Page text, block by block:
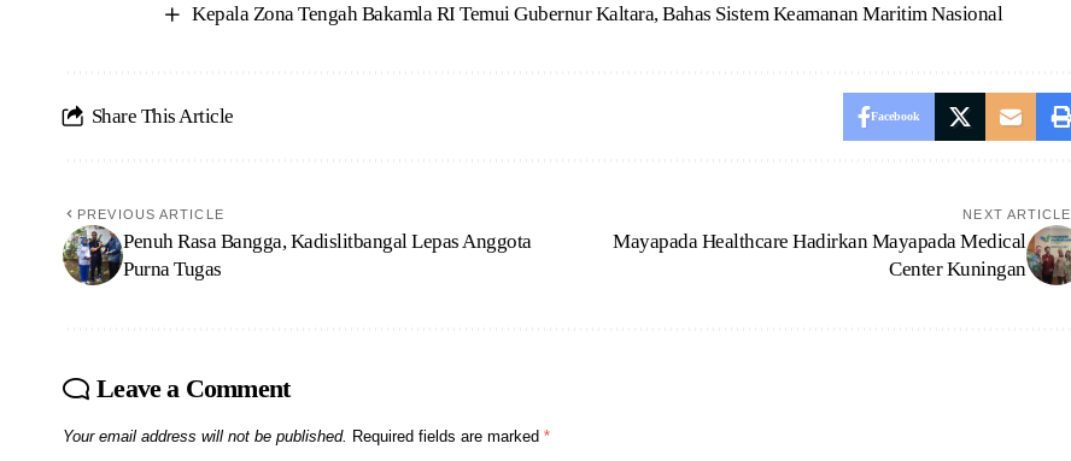
Kepala Zona Tengah Bakamla RI Temui Gubernur Kaltara, Bahas Sistem Keamanan Maritim Nasional
Share This Article Facebook
PREVIOUS ARTICLE
Penuh Rasa Bangga, Kadislitbangal Lepas Anggota
Purna Tugas
NEXT ARTICLE
Mayapada Healthcare Hadirkan Mayapada Medical
Center Kuningan
Leave a Comment
Your email address will not be published. Required fields are marked *